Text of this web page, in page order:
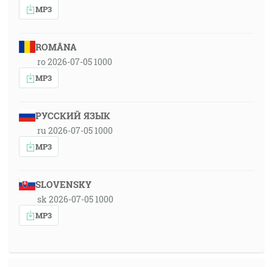
MP3
ROMÂNA
ro 2026-07-05 1000
MP3
РУССКИЙ ЯЗЫК
ru 2026-07-05 1000
MP3
SLOVENSKY
sk 2026-07-05 1000
MP3